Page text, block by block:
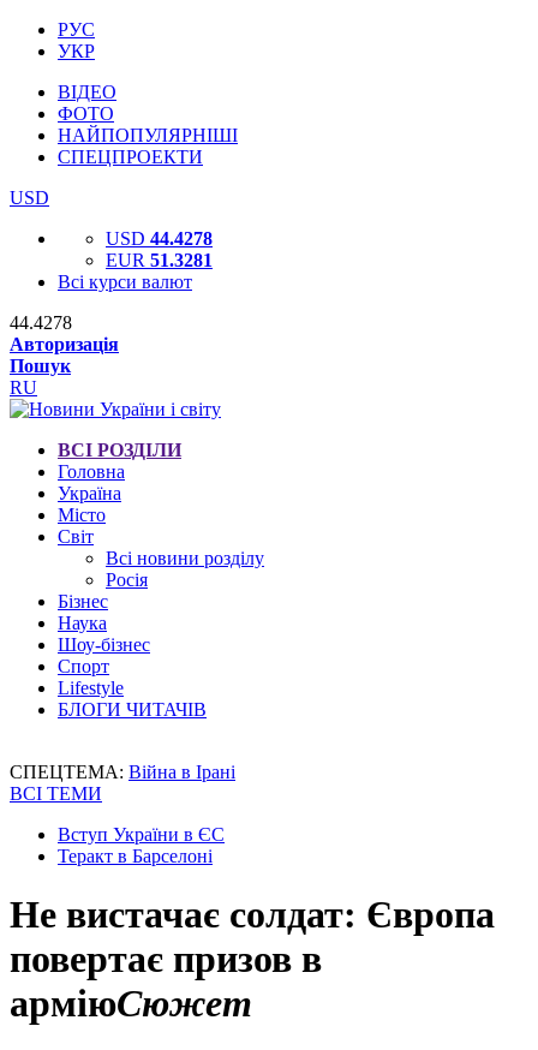
РУС
УКР
ВІДЕО
ФОТО
НАЙПОПУЛЯРНІШІ
СПЕЦПРОЕКТИ
USD
USD 44.4278
EUR 51.3281
Всі курси валют
44.4278
Авторизація
Пошук
RU
ВСІ РОЗДІЛИ
Головна
Україна
Місто
Світ
Всі новини розділу
Росія
Бізнес
Наука
Шоу-бізнес
Спорт
Lifestyle
БЛОГИ ЧИТАЧІВ
СПЕЦТЕМА: Війна в Ірані
ВСІ ТЕМИ
Вступ України в ЄС
Теракт в Барселоні
Не вистачає солдат: Європа
повертає призов в
арміюСюжет